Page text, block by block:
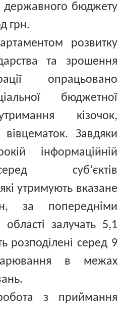
державного бюджету
грн.
розвитку
та зрошення
опрацьовано
бюджетної
кізочок,
Завдяки
інформаційній
суб’єктів
утримують вказане
за попередніми
залучать 5,1
розподілені серед 9
в межах
з приймання